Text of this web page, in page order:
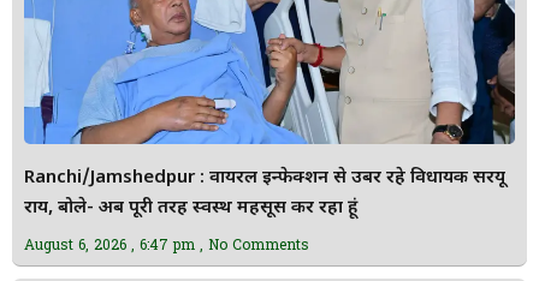
Ranchi/Jamshedpur : वायरल इन्फेक्शन से उबर रहे विधायक सरयू
राय, बोले- अब पूरी तरह स्वस्थ महसूस कर रहा हूं
August 6, 2026 6:47 pm No Comments